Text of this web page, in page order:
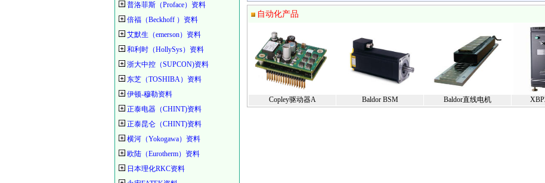
普洛菲斯（Proface）资料
倍福（Beckhoff ）资料
艾默生（emerson）资料
和利时（HollySys）资料
浙大中控（SUPCON)资料
东芝（TOSHIBA）资料
伊顿-穆勒资料
正泰电器（CHINT)资料
正泰昆仑（CHINT)资料
横河（Yokogawa）资料
欧陆（Eurotherm）资料
日本理化RKC资料
自动化产品
Copley驱动器A Baldor BSM Baldor直线电机